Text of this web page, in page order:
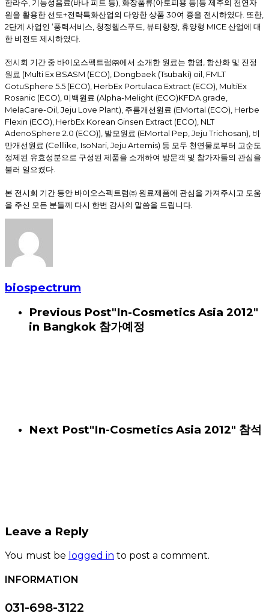
한라수 기능성음료 (바나 피트 등), 화장품류(아토피용 등)등 제주의 천연자
원을 활용한 선도+전략특화산업의 다양한 상품 30여 종을 전시하였다 또한
2단계 사업인 ‘풍력서비스 청정헬스푸드 뷰티향장 휴양형 MICE 산업에 대
한 비전도 제시하였다
전시회 기간 중 바이오스펙트럼㈜에서 소개한 원료는 항염 항산화 및 진정
원료 (Multi Ex BSASM (ECO), Dongbaek (Tsubaki) oil, FMLT
GotuSphere 5.5 (ECO), HerbEx Portulaca Extract (ECO), MultiEx
Rosanic (ECO), 미백원료 (Alpha-Melight (ECO)KFDA grade,
MelaCare-Oil, Jeju Love Plant), 주름개선원료 (EMortal (ECO), Herbe
Flexin (ECO), HerbEx Korean Ginsen Extract (ECO), NLT
AdenoSphere 2.0 (ECO)), 발모원료 (EMortal Pep, Jeju Trichosan), 비
만개선원료 (Celllike, IsoNari, Jeju Artemis) 등 모두 천연물로부터 고순도
정제된 유효성분으로 구성된 제품을 소개하여 방문객 및 참가자들의 관심을
불러 일으켰다
본 전시회 기간 동안 바이오스펙트럼㈜ 원료제품에 관심을 가져주시고 도움
을 주신 모든 분들께 다시 한번 감사의 말씀을 드립니다
biospectrum
Previous Post"In-Cosmetics Asia 2012"
in Bangkok 참가예정
Next Post"In-Cosmetics Asia 2012" 참석
Leave a Reply
You must be logged in to post a comment.
INFORMATION
031-698-3122